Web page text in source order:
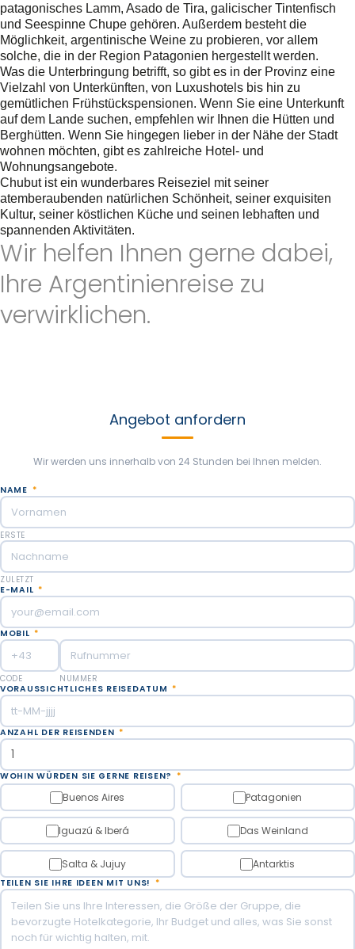
patagonisches Lamm, Asado de Tira, galicischer Tintenfisch
und Seespinne Chupe gehören. Außerdem besteht die
Möglichkeit, argentinische Weine zu probieren, vor allem
solche, die in der Region Patagonien hergestellt werden.
Was die Unterbringung betrifft, so gibt es in der Provinz eine
Vielzahl von Unterkünften, von Luxushotels bis hin zu
gemütlichen Frühstückspensionen. Wenn Sie eine Unterkunft
auf dem Lande suchen, empfehlen wir Ihnen die Hütten und
Berghütten. Wenn Sie hingegen lieber in der Nähe der Stadt
wohnen möchten, gibt es zahlreiche Hotel- und
Wohnungsangebote.
Chubut ist ein wunderbares Reiseziel mit seiner
atemberaubenden natürlichen Schönheit, seiner exquisiten
Kultur, seiner köstlichen Küche und seinen lebhaften und
spannenden Aktivitäten.
Wir helfen Ihnen gerne dabei,
Ihre Argentinienreise zu
verwirklichen.
Angebot anfordern
Wir werden uns innerhalb von 24 Stunden bei Ihnen melden.
NAME *
ERSTE
ZULETZT
E-MAIL *
MOBIL *
CODE
NUMMER
VORAUSSICHTLICHES REISEDATUM *
ANZAHL DER REISENDEN *
WOHIN WÜRDEN SIE GERNE REISEN? *
Buenos Aires Patagonien
Iguazú & Iberá Das Weinland
Salta & Jujuy Antarktis
TEILEN SIE IHRE IDEEN MIT UNS! *